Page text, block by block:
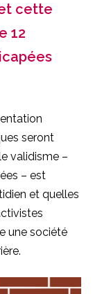
cette
12
seront
validisme –
– est
et quelles
une société